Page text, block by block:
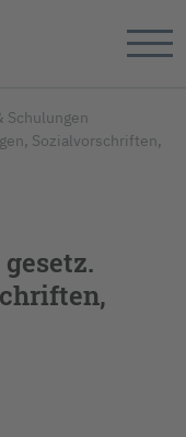
Schulungen
Sozialvorschriften,